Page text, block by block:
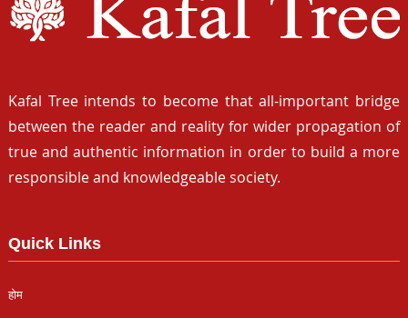
Kafal Tree intends to become that all-important bridge
between the reader and reality for wider propagation of
true and authentic information in order to build a more
responsible and knowledgeable society.
Quick Links
होम